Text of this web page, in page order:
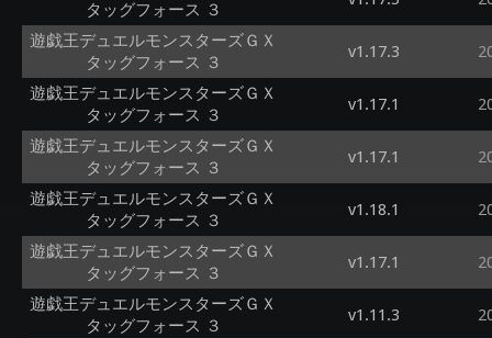
タッグフォース ３
遊戯王デュエルモンスターズＧＸ
タッグフォース ３
v1.17.3
遊戯王デュエルモンスターズＧＸ
タッグフォース ３
v1.17.1
遊戯王デュエルモンスターズＧＸ
タッグフォース ３
v1.17.1
遊戯王デュエルモンスターズＧＸ
タッグフォース ３
v1.18.1
遊戯王デュエルモンスターズＧＸ
タッグフォース ３
v1.17.1
遊戯王デュエルモンスターズＧＸ
タッグフォース ３
v1.11.3